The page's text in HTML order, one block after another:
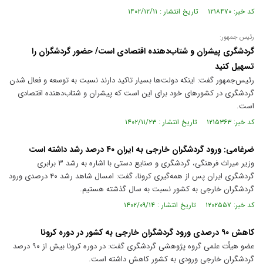
کد خبر: ۱۲۱۸۴۷۰ تاریخ انتشار : ۱۴۰۲/۱۲/۱۱
رئیس‌ جمهور:
گردشگری پیشران و شتاب‌دهنده اقتصادی است/ حضور گردشگران را
تسهیل کنید
رئیس‌جمهور گفت: اینکه دولت‌ها بسیار تاکید دارند نسبت به توسعه و فعال شدن
گردشگری در کشورهای خود برای این است که پیشران و شتاب‌دهنده اقتصادی
است.
کد خبر: ۱۲۱۵۳۶۳ تاریخ انتشار : ۱۴۰۲/۱۱/۲۳
ضرغامی: ورود گردشگران خارجی به ایران ۴۰ درصد رشد داشته است
وزیر میراث فرهنگی، گردشگری و صنایع دستی با اشاره به رشد ۳ برابری
گردشگری ایران پس از همه‌گیری کرونا، گفت: امسال شاهد رشد ۴۰ درصدی ورود
گردشگران خارجی به کشور نسبت به سال گذشته هستیم.
کد خبر: ۱۲۰۲۵۵۷ تاریخ انتشار : ۱۴۰۲/۰۹/۱۴
کاهش ۹۰ درصدی ورود گردشگران خارجی به کشور در دوره کرونا
عضو هیأت علمی گروه پژوهشی گردشگری گفت: در دوره کرونا بیش از ۹۰ درصد
گردشگران خارجی ورودی به کشور کاهش داشته است.